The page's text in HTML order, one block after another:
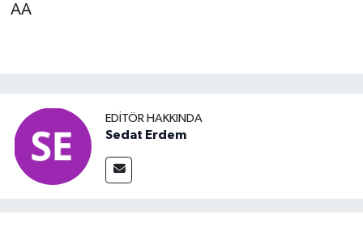
AA
EDITÖR HAKKINDA
Sedat Erdem